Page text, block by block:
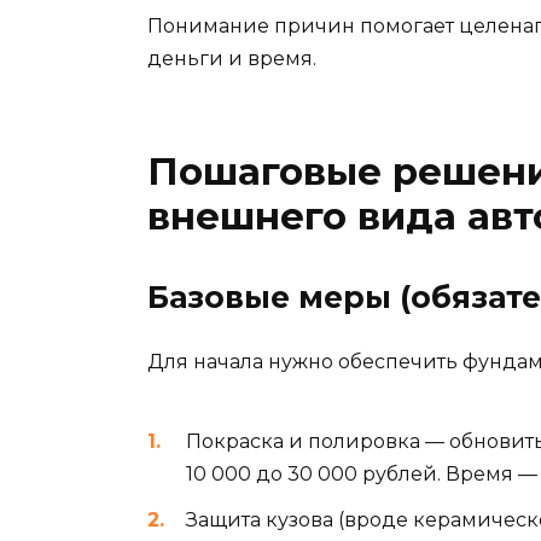
Понимание причин помогает
деньги и время.
Пошаговые
внешнего вида
Базовые меры
Для начала нужно обеспечить
Покраска и полировка —
10 000 до 30 000 рублей. Время —
Защита кузова (вроде